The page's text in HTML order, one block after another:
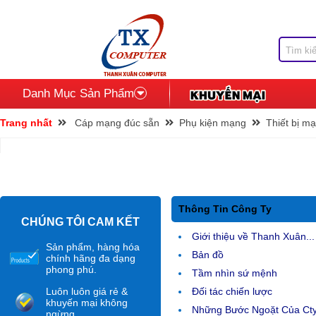
Danh Mục Sản Phẩm
Trang nhất Cáp mạng đúc sẵn Phụ kiện mạng Thiết bị
CHÚNG TÔI CAM KẾT
Sản phẩm, hàng hóa
chính hãng đa dạng
phong phú.
Luôn luôn giá rẻ &
khuyến mại không
Thông Tin Công Ty
Giới thiệu về Thanh Xuân...
Bản đồ
Tầm nhìn sứ mệnh
Đối tác chiến lược
Những Bước Ngoặt Của